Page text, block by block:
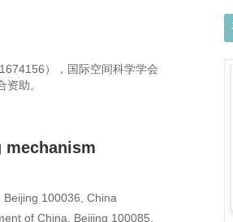
），国际空间科学学会
助。
100036, China
of China, Beijing 100085,